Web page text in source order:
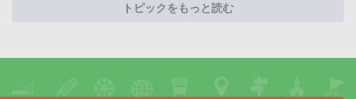
トピックをもっと読む